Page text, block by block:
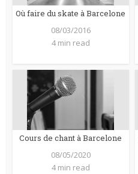
Où faire du skate à Barcelone
08/03/2016
4 min read
Cours de chant à Barcelone
08/05/2020
4 min read